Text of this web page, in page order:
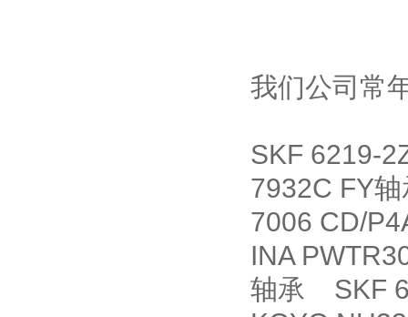
我们公司常
SKF 6219-
7932C FY
7006 CD/
INA
轴承 SKF